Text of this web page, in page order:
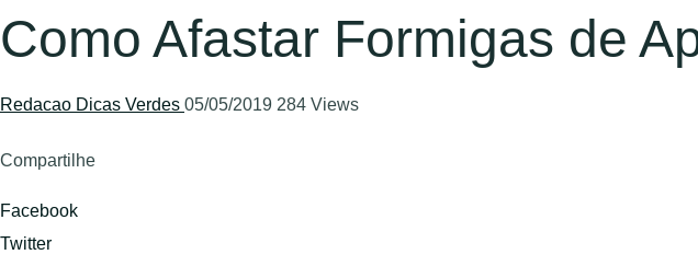
Como Afastar Formigas de
Redacao Dicas Verdes 05/05/2019 284 Views
Compartilhe
Facebook
Twitter